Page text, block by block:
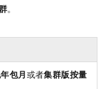
。
包月或者集群版按量